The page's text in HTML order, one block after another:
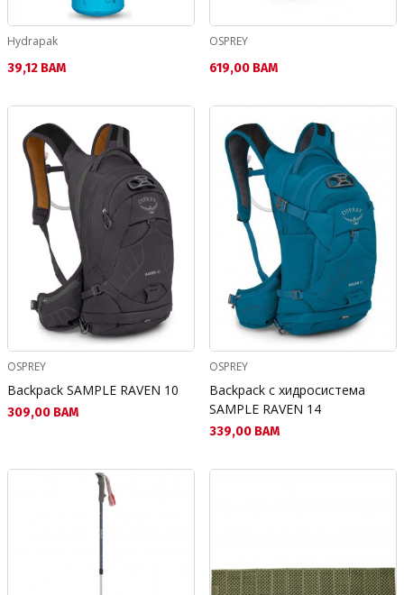
Hydrapak
Текуща цена:
39,12 BAM
OSPREY
Текуща цена:
619,00 BAM
OSPREY
Backpack SAMPLE RAVEN 10
Текуща цена:
309,00 BAM
OSPREY
Backpack с хидросистема
SAMPLE RAVEN 14
Текуща цена:
339,00 BAM